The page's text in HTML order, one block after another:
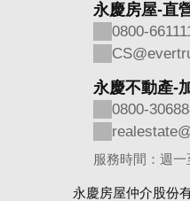
永慶房屋-直
0800-
永慶不動產-
0800-
服務時間：週
永慶房屋仲介股份